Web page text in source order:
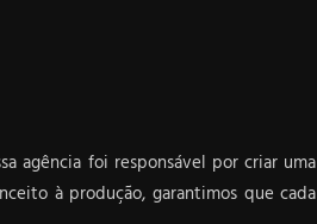
agência foi responsável por criar uma
à produção, garantimos que cada